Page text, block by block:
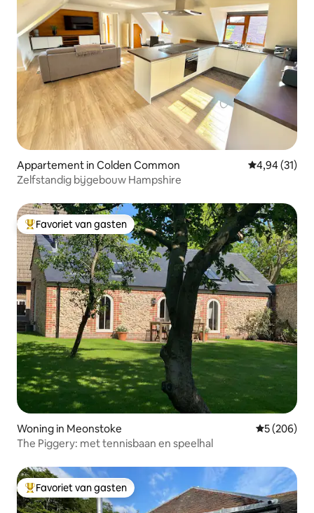
Appartement in Colden Common Gemiddelde
4,94 (31)
Zelfstandig bijgebouw Hampshire
Topfavoriet van gasten
Favoriet van gasten
Woning in Meonstoke
5 (206)
The Piggery: met tennisbaan en speelhal
Topfavoriet van gasten
Favoriet van gasten